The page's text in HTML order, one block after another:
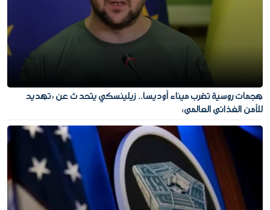
هجمات روسية تضرب ميناء أوديسا.. زيلينسكي يتحدث عن «تهديد
للأمن الغذائي العالمي»